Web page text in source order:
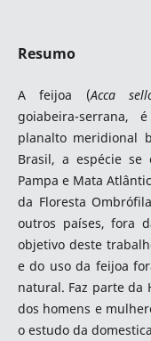
Resumo
A feijoa (Acca
goiabeira-
planalto meridional
Brasil, a espécie se
Pampa e Mata
da Floresta
outros países, fora
objetivo deste
e do uso da feijoa
natural. Faz parte da
dos homens e
o estudo da